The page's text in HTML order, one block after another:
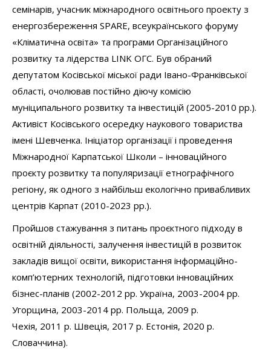
семінарів, учасник міжнародного освітнього проекту з
енергозбереження SPARE, всеукраїнського форуму
«Кліматична освіта» та програми Організаційного
розвитку та лідерства LINK ОГС. Був обраний
депутатом Косівської міської ради Івано-Франківської
області, очолював постійно діючу комісію
муніципального розвитку та інвестицій (2005-2010 рр.).
Активіст Косівського осередку наукового товариства
імені Шевченка. Ініціатор організації і проведення
Міжнародної Карпатської Школи – інноваційного
проєкту розвитку та популяризації етнографічного
регіону, як одного з найбільш екологічно привабливих
центрів Карпат (2010-2023 рр.).
Пройшов стажування з питань проєктного підходу в
освітній діяльності, залучення інвестицій в розвиток
закладів вищої освіти, використання інформаційно-
комп’ютерних технологій, підготовки інноваційних
бізнес-планів (2002-2012 рр. Україна, 2003-2004 рр.
Угорщина, 2003-2014 рр. Польща, 2009 р.
Чехія, 2011 р. Швеція, 2017 р. Естонія, 2020 р.
Словаччина).